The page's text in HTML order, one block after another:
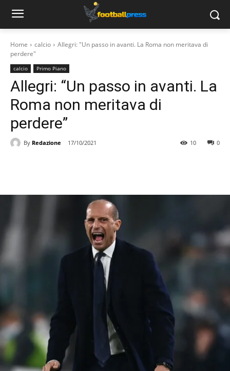
Home calcio
Allegri: "Un passo in avanti. La Roma non meritava di
perdere"
calcio Primo Piano
Allegri: “Un passo in avanti. La
Roma non meritava di
perdere”
By Redazione 17/10/2021 0
10